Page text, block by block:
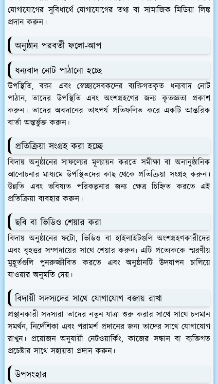
যোগাযোগের সুবিধার্থে যোগাযোগের তথ্য বা সামাজিক মিডিয়া লিঙ্ক
প্রদান করুন।
অনুষ্ঠান পরবর্তী ফলো-আপ
ধন্যবাদ নোট পাঠানো হচ্ছে
উপস্থিতি, বক্তা এবং স্বেচ্ছাসেবকদের ব্যক্তিগতকৃত ধন্যবাদ নোট
পাঠান, তাদের উপস্থিতি এবং অংশগ্রহণের জন্য কৃতজ্ঞতা প্রকাশ
করুন। তাদের অবদানের তাৎপর্য প্রতিফলিত করে একটি আন্তরিক
বার্তা অন্তর্ভুক্ত করুন।
প্রতিক্রিয়া সংগ্রহ করা হচ্ছে
বিদায় অনুষ্ঠানের সাফল্যের মূল্যায়ন করতে সমীক্ষা বা অনানুষ্ঠানিক
আলোচনার মাধ্যমে উপস্থিতদের কাছ থেকে প্রতিক্রিয়া সংগ্রহ করুন।
উন্নতি এবং ভবিষ্যত পরিকল্পনার জন্য ক্ষেত্র চিহ্নিত করতে এই
প্রতিক্রিয়া ব্যবহার করুন।
ছবি বা ভিডিও শেয়ার করা
বিদায় অনুষ্ঠানের ফটো, ভিডিও বা হাইলাইটগুলি অংশগ্রহণকারীদের
এবং বৃহত্তর সম্প্রদায়ের সাথে শেয়ার করুন৷ এটি প্রত্যেককে স্মরণীয়
মুহূর্তগুলি পুনরুজ্জীবিত করতে এবং অনুষ্ঠানটি উদযাপন চালিয়ে
যাওয়ার অনুমতি দেয়।
বিদায়ী সদস্যদের সাথে যোগাযোগ বজায় রাখা
প্রস্থানকারী সদস্যরা তাদের নতুন যাত্রা শুরু করার সাথে সাথে চলমান
সমর্থন, নির্দেশিকা এবং পরামর্শ প্রদানের জন্য তাদের সাথে যোগাযোগ
রাখুন। প্রয়োজন অনুযায়ী নেটওয়ার্কিং, কাজের সন্ধান বা ব্যক্তিগত
প্রচেষ্টার সাথে সহায়তা প্রদান করুন।
উপসংহার